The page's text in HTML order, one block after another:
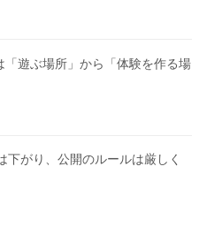
「遊ぶ場所」から「体験を作る場
下がり、公開のルールは厳しく